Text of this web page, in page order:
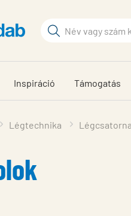
Keresési
keresése
Inspiráció Támogatás
Légtechnika